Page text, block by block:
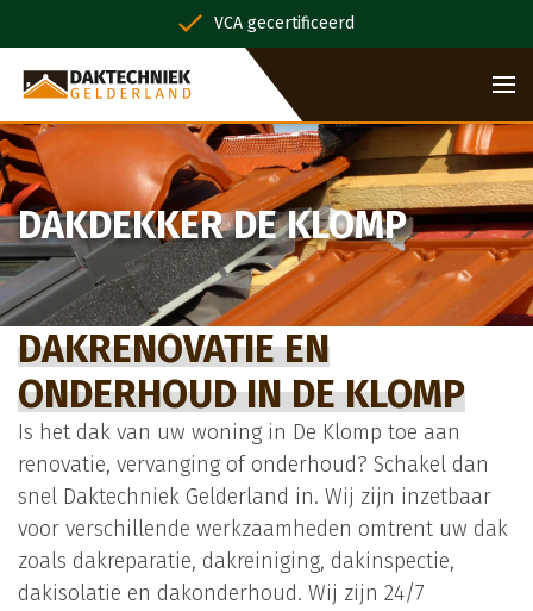
VCA gecertificeerd
DAKDEKKER DE KLOMP
DAKRENOVATIE EN
ONDERHOUD IN DE KLOMP
Is het dak van uw woning in De Klomp toe aan
renovatie, vervanging of onderhoud? Schakel dan
snel Daktechniek Gelderland in. Wij zijn inzetbaar
voor verschillende werkzaamheden omtrent uw dak
zoals dakreparatie, dakreiniging, dakinspectie,
dakisolatie en dakonderhoud. Wij zijn 24/7